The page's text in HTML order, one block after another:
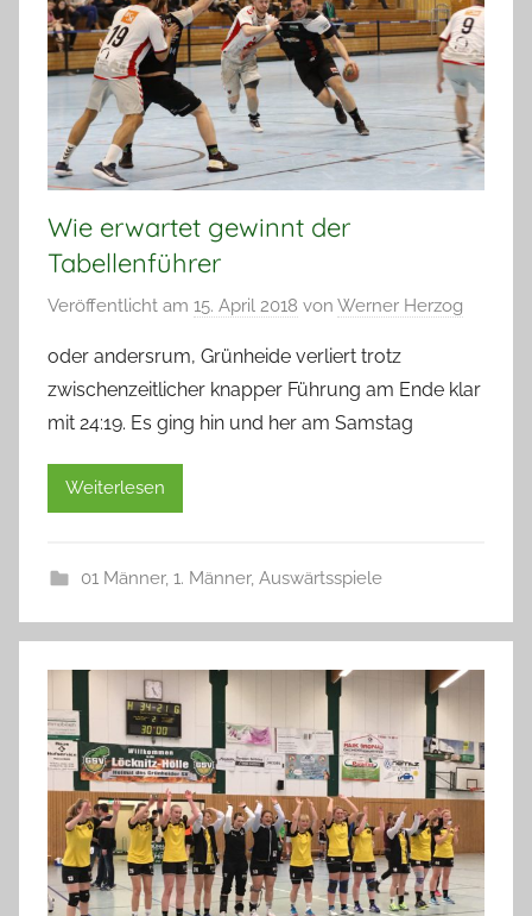
Wie erwartet gewinnt der
Tabellenführer
Veröffentlicht am 15. April 2018 von Werner Herzog
oder andersrum, Grünheide verliert trotz
zwischenzeitlicher knapper Führung am Ende klar
mit 24:19. Es ging hin und her am Samstag
Weiterlesen
01 Männer, 1. Männer, Auswärtsspiele